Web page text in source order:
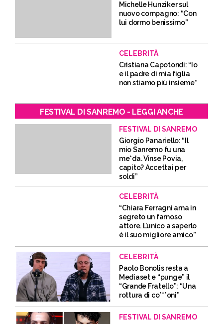
Michelle Hunziker sul
nuovo compagno: “Con
lui dormo benissimo”
CELEBRITÀ
Cristiana Capotondi: “Io
e il padre di mia figlia
non stiamo più insieme”
FESTIVAL DI SANREMO - LEGGI ANCHE
FESTIVAL DI SANREMO
Giorgio Panariello: “Il
mio Sanremo fu una
me*da. Vinse Povia,
capito? Accettai per
soldi”
CELEBRITÀ
“Chiara Ferragni ama in
segreto un famoso
attore. L’unico a saperlo
è il suo migliore amico”
CELEBRITÀ
Paolo Bonolis resta a
Mediaset e “punge” il
“Grande Fratello”: “Una
rottura di co***oni”
FESTIVAL DI SANREMO